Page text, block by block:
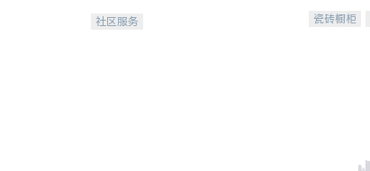
社区服务 瓷砖橱柜